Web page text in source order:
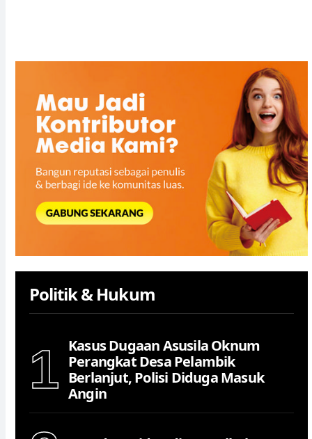
Politik & Hukum
1
Kasus Dugaan Asusila Oknum
Perangkat Desa Pelambik
Berlanjut, Polisi Diduga Masuk
Angin